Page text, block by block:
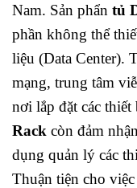
Nam. Sản phẩn tủ
phần không thể
liệu (Data Center).
mạng, trung tâm
nơi lắp đặt các
Rack còn đảm
dụng quản lý các
Thuận tiện cho